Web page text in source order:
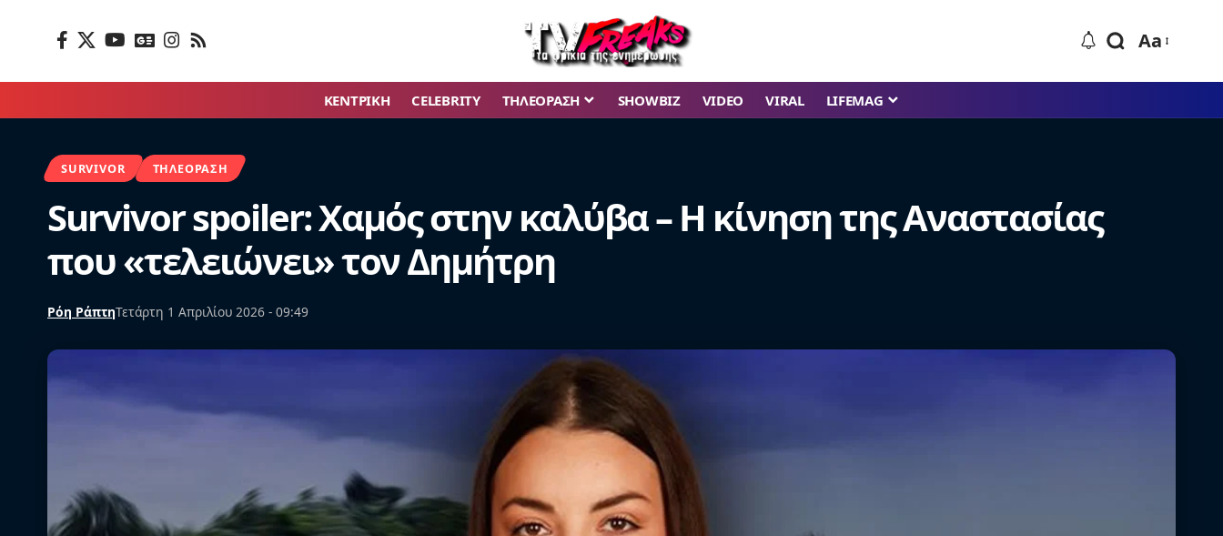
Aa
ΚΕΝΤΡΙΚΗ CELEBRITY ΤΗΛΕΟΡΑΣΗ SHOWBIZ VIDEO VIRAL LIFEMAG
SURVIVOR ΤΗΛΕΌΡΑΣΗ
Survivor spoiler: Χαμός στην καλύβα – Η κίνηση της Αναστασίας
που «τελειώνει» τον Δημήτρη
Ρόη ΡάπτηΤετάρτη 1 Απριλίου 2026 - 09:49